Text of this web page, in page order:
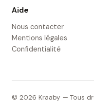
Aide
Nous contacter
Mentions légales
Confidentialité
© 2026 Kraaby — Tous